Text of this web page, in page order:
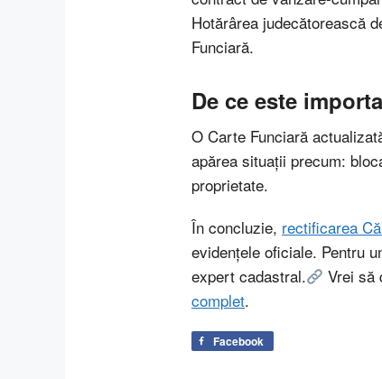
Hotărârea judecătorească
Funciară.
De ce este
O Carte Funciară
apărea situații precum:
proprietate.
În concluzie, rectificarea
evidențele oficiale. Pentru
expert cadastral.
Vrei să
complet.
Facebook